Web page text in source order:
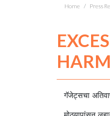
Home Press
गॅजेट्सचा